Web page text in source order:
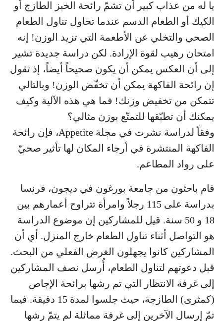
يا له من عذاب كبير أن تشمّ رائحة الخبز الطازج أو
الكيك أو الطعام الدسم عندما تحاول تناول الطعام
الصحي والتخلي عن الأطعمة التي تزيد الوزن! إنه
امتحان رهيب لقوة الإرادة. لكن دراسة جديدة تشير
إلى أن العكس يمكن أن يكون صحيحاً أيضاً، إذ تقول
إن رائحة الفاكهة يمكن أن تخفّض الوزن! وبالتالي
تتمكن من تخفيض وزنك! فما هي هذه الآلية وكيف
يمكنك أن تطبّقها للتمتّع بوزن مثالي؟
وفقاً لدراسة نشرت في مجلة Appetite، فإن رائحة
الفاكهة المنتشرة في أرجاء المكان لها تأثير صحيّ
على رواد المطاعم.
قام باحثون من جامعة بورغون في ديجون، فرنسا
بدراسة على 115 رجلاً وامرأة تتراوح أعمارهم بين
18 و 50 سنة. قيل للمشاركين إن موضوع الدراسة
هو التواصل أثناء تناول الطعام خارج المنزل. أي أن
المشاركين كانوا يجهلون الغرض الفعلي من البحث.
قبل دعوتهم لتناول الطعام، أُرسل نصف المشاركين
إلى غرفة الانتظار التي تم رشها برائحة الإجاص
(كمثرى) الطازجة، حيث جلسوا لمدة 15 دقيقة. فيما
تمّ إرسال الآخرين إلى غرفة مماثلة لم يتمّ رشها